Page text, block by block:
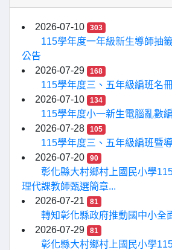
2026-07-10 303
115學年度一年級新生導師抽
公告
2026-07-29
168
115學年度三、五年級編班名
2026-07-10
134
115學年度小一新生電腦亂數
2026-07-28
105
115學年度三、五年級編班暨
2026-07-20
90
彰化縣大村鄉村上國民小學
理代課教師甄選簡章...
2026-07-21
81
轉知彰化縣政府推動國中小全
2026-07-29
81
彰化縣大村鄉村上國民小學